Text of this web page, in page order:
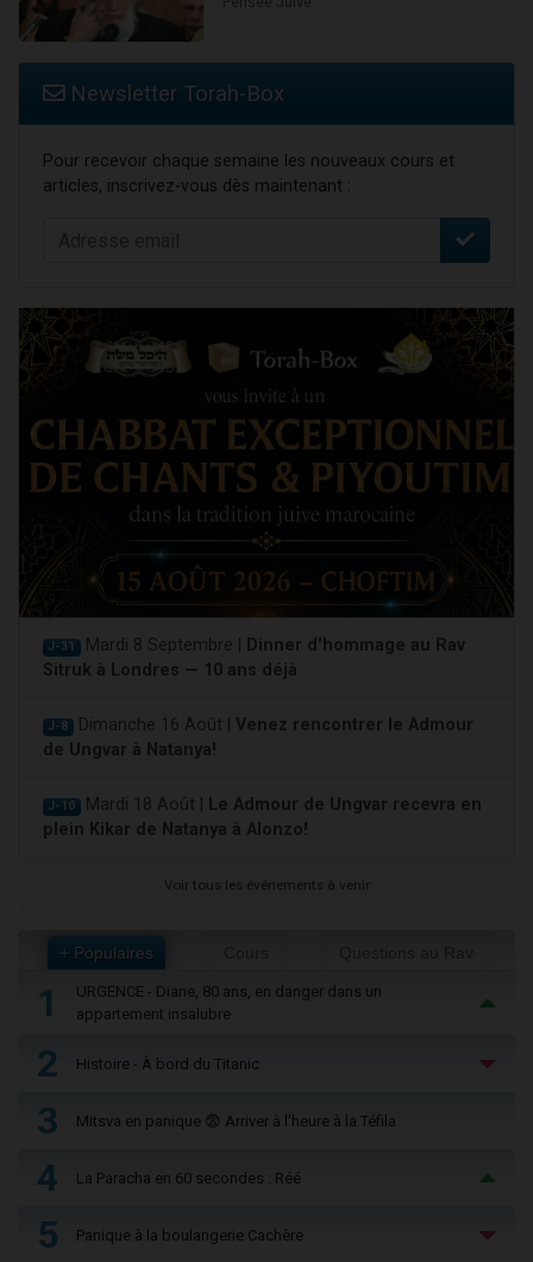
Newsletter Torah-Box
Pour recevoir chaque semaine les nouveaux cours et
articles, inscrivez-vous dès maintenant :
J-31 Mardi 8 Septembre | Dinner d'hommage au Rav
Sitruk à Londres — 10 ans déjà
J-8 Dimanche 16 Août | Venez rencontrer le Admour
de Ungvar à Natanya!
J-10 Mardi 18 Août | Le Admour de Ungvar recevra en
plein Kikar de Natanya à Alonzo!
Voir tous les événements à venir
+ Populaires
1
URGENCE - Diane, 80 ans, en danger dans un
appartement insalubre
2 Histoire - À bord du Titanic
3 Mitsva en panique 😨 Arriver à l'heure à la Téfila
4 La Paracha en 60 secondes : Réé
5 Panique à la boulangerie Cachère